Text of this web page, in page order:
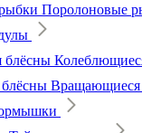
Поролоновые
Вращающиеся